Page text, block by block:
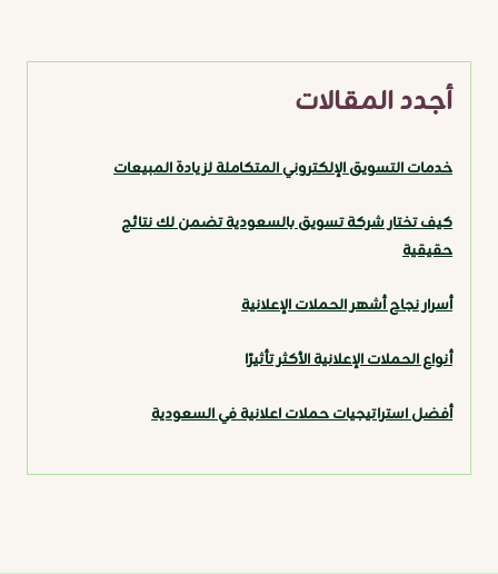
أجدد المقالات
خدمات التسويق الإلكتروني المتكاملة لزيادة المبيعات
كيف تختار شركة تسويق بالسعودية تضمن لك نتائج
حقيقية
أسرار نجاح أشهر الحملات الإعلانية
أنواع الحملات الإعلانية الأكثر تأثيرًا
أفضل استراتيجيات حملات اعلانية في السعودية